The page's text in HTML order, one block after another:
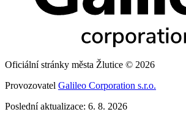
Oficiální stránky města Žlutice © 2026
Provozovatel Galileo Corporation s.r.o.
Poslední aktualizace: 6. 8. 2026